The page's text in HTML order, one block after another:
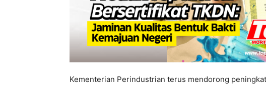
Kementerian Perindustrian terus mendorong